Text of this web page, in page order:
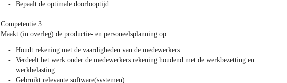
Bepaalt de optimale doorlooptijd
Competentie 3:
Maakt (in overleg) de productie- en personeelsplanning op
Houdt rekening met de vaardigheden van de medewerkers
Verdeelt het werk onder de medewerkers rekening houdend met de werkbezetting en
werkbelasting
Gebruikt relevante software(systemen)